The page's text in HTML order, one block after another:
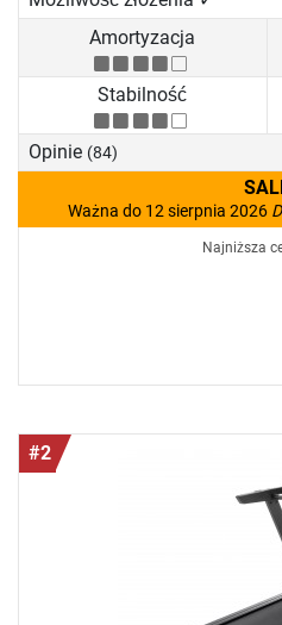
Amortyzacja
Stabilność
Opinie (84)
Ważna do 12 sierpnia 2026
Najniższa
#2